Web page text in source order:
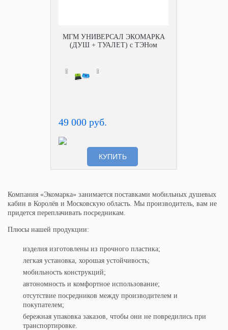
МГМ УНИВЕРСАЛ ЭКОМАРКА
(ДУШ + ТУАЛЕТ) с ТЭНом
49 000 руб.
КУПИТЬ
Компания «Экомарка» занимается поставками мобильных душевых
кабин в Королёв и Московскую область. Мы производитель, вам не
придется переплачивать посредникам.
Плюсы нашей продукции:
изделия изготовлены из прочного пластика;
легкая установка, хорошая устойчивость;
мобильность конструкций;
автономность и комфортное использование;
отсутствие посредников между производителем и
покупателем;
бережная упаковка заказов, чтобы они не повредились при
транспортировке.